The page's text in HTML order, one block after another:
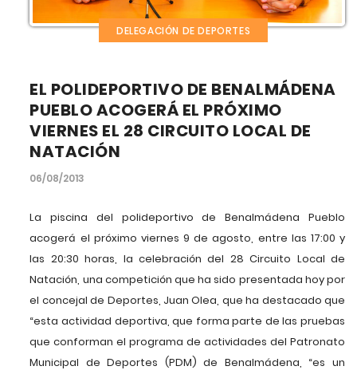
DELEGACIÓN DE DEPORTES
EL POLIDEPORTIVO DE BENALMÁDENA
PUEBLO ACOGERÁ EL PRÓXIMO
VIERNES EL 28 CIRCUITO LOCAL DE
NATACIÓN
06/08/2013
La piscina del polideportivo de Benalmádena Pueblo
acogerá el próximo viernes 9 de agosto, entre las 17:00 y
las 20:30 horas, la celebración del 28 Circuito Local de
Natación, una competición que ha sido presentada hoy por
el concejal de Deportes, Juan Olea, que ha destacado que
“esta actividad deportiva, que forma parte de las pruebas
que conforman el programa de actividades del Patronato
Municipal de Deportes (PDM) de Benalmádena, “es un